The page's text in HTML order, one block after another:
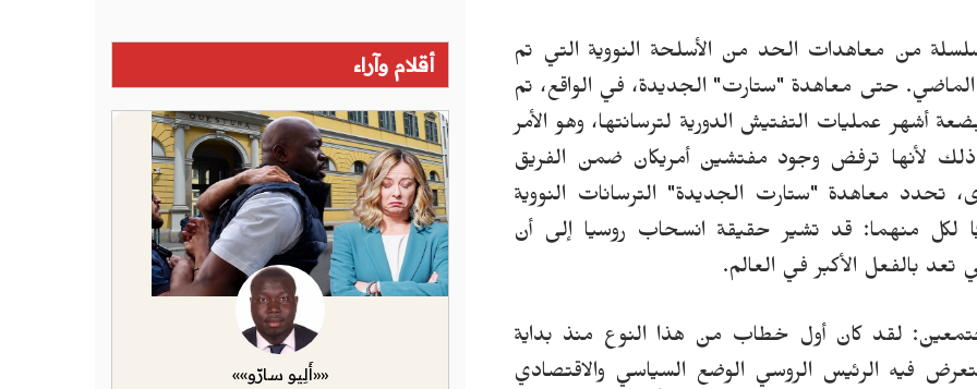
من معاهدات الحد من الأسلحة النووية التي تم
الماضي. حتى معاهدة "ستارت" الجديدة، في الواقع، تم
أشهر عمليات التفتيش الدورية لترسانتها، وهو الأمر
لأنها ترفض وجود مفتشين أمريكان ضمن الفريق
تحدد معاهدة "ستارت الجديدة" الترسانات النووية
قد تشير حقيقة انسحاب روسيا إلى أن
تعد بالفعل الأكبر في العالم.
لقد كان أول خطاب من هذا النوع منذ بداية
فيه الرئيس الروسي الوضع السياسي والاقتصادي
أقلام وآراء
««أَلِيو سارّو»»